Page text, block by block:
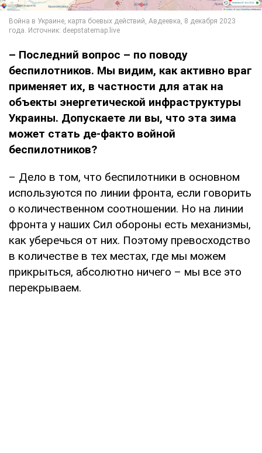
– Последний вопрос – по поводу
беспилотников. Мы видим, как активно враг
применяет их, в частности для атак на
объекты энергетической инфраструктуры
Украины. Допускаете ли вы, что эта зима
может стать де-факто войной
беспилотников?
– Дело в том, что беспилотники в основном
используются по линии фронта, если говорить
о количественном соотношении. Но на линии
фронта у наших Сил обороны есть механизмы,
как уберечься от них. Поэтому превосходство
в количестве в тех местах, где мы можем
прикрыться, абсолютно ничего – мы все это
перекрываем.